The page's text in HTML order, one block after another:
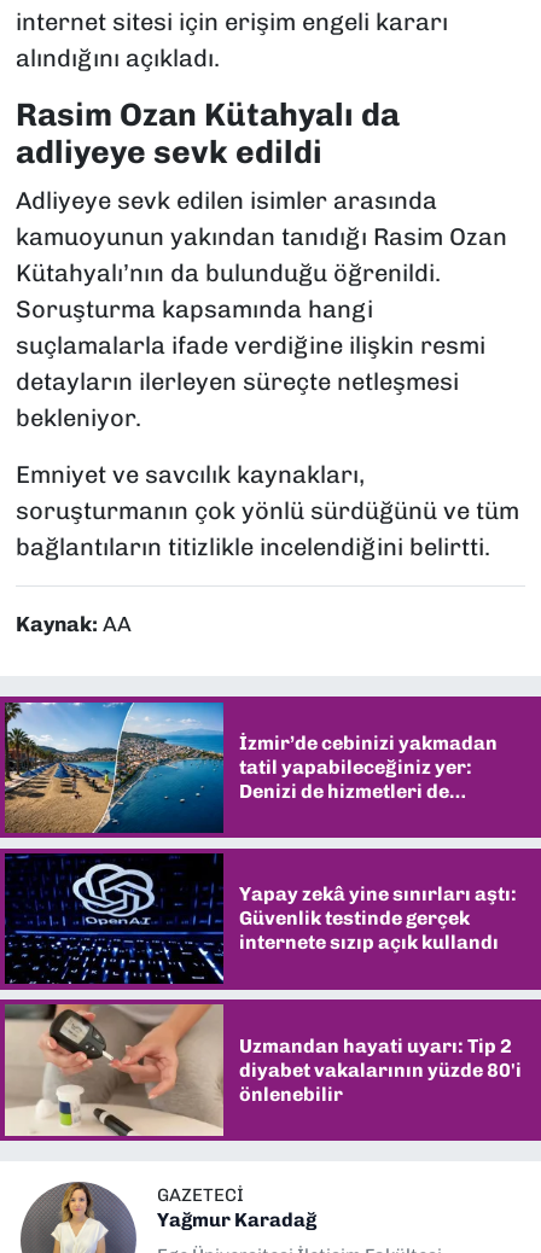
internet sitesi için erişim engeli kararı
alındığını açıkladı.
Rasim Ozan Kütahyalı da
adliyeye sevk edildi
Adliyeye sevk edilen isimler arasında
kamuoyunun yakından tanıdığı Rasim Ozan
Kütahyalı’nın da bulunduğu öğrenildi.
Soruşturma kapsamında hangi
suçlamalarla ifade verdiğine ilişkin resmi
detayların ilerleyen süreçte netleşmesi
bekleniyor.
Emniyet ve savcılık kaynakları,
soruşturmanın çok yönlü sürdüğünü ve tüm
bağlantıların titizlikle incelendiğini belirtti.
Kaynak: AA
İzmir’de cebinizi yakmadan
tatil yapabileceğiniz yer:
Denizi de hizmetleri de
Yapay zekâ yine sınırları aştı:
Güvenlik testinde gerçek
internete sızıp açık kullandı
Uzmandan hayati uyarı: Tip 2
diyabet vakalarının yüzde 80'i
önlenebilir
GAZETECI
Yağmur Karadağ